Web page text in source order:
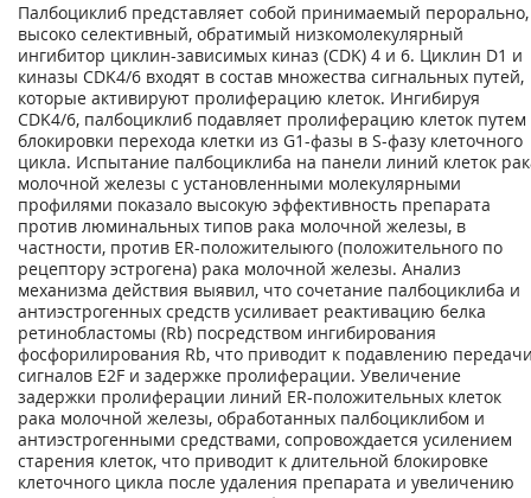
Палбоциклиб представляет собой принимаемый перорально,
высоко селективный, обратимый низкомолекулярный
ингибитор циклин-зависимых киназ (СDK) 4 и 6. Циклин D1 и
киназы СDK4/6 входят в состав множества сигнальных путей,
которые активируют пролиферацию клеток. Ингибируя
CDK4/6, палбоциклиб подавляет пролиферацию клеток путем
блокировки перехода клетки из G1-фазы в S-фазу клеточного
цикла. Испытание палбоциклиба на панели линий клеток
молочной железы с установленными молекулярными
профилями показало высокую эффективность препарата
против люминальных типов рака молочной железы, в
частности, против ER-положителыюго (положительного по
рецептору эстрогена) рака молочной железы. Анализ
механизма действия выявил, что сочетание палбоциклиба и
антиэстрогенных средств усиливает реактивацию белка
ретинобластомы (Rb) посредством ингибирования
фосфорилирования Rb, что приводит к подавлению
сигналов E2F и задержке пролиферации. Увеличение
задержки пролиферации линий ER-положительных клеток
рака молочной железы, обработанных палбоциклибом и
антиэстрогенными средствами, сопровождается усилением
старения клеток, что приводит к длительной блокировке
клеточного цикла после удаления препарата и увеличению